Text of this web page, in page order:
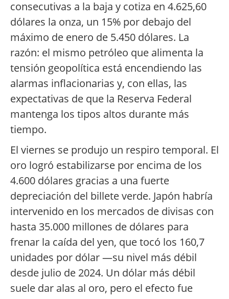
consecutivas a la baja y cotiza en 4.625,60
dólares la onza, un 15% por debajo del
máximo de enero de 5.450 dólares. La
razón: el mismo petróleo que alimenta la
tensión geopolítica está encendiendo las
alarmas inflacionarias y, con ellas, las
expectativas de que la Reserva Federal
mantenga los tipos altos durante más
tiempo.
El viernes se produjo un respiro temporal. El
oro logró estabilizarse por encima de los
4.600 dólares gracias a una fuerte
depreciación del billete verde. Japón habría
intervenido en los mercados de divisas con
hasta 35.000 millones de dólares para
frenar la caída del yen, que tocó los 160,7
unidades por dólar —su nivel más débil
desde julio de 2024. Un dólar más débil
suele dar alas al oro, pero el efecto fue